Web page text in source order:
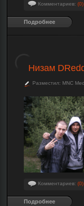
Комментариев: (0)
Подробнее
Низам
Разместил: MNC
Комментариев: (0)
Подробнее